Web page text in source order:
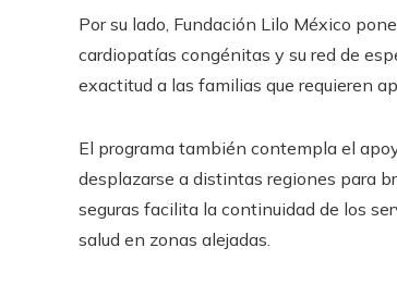
Por su lado, Fundación Lilo México
cardiopatías congénitas y su red de
exactitud a las familias que requieren
El programa también contempla el
desplazarse a distintas regiones para
seguras facilita la continuidad de los
salud en zonas alejadas.